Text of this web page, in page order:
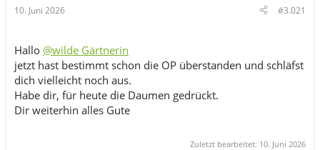
r
10. Juni 2026 #3.021
Hallo @wilde Gärtnerin
jetzt hast bestimmt schon die OP überstanden und schläfst
dich vielleicht noch aus.
Habe dir, für heute die Daumen gedrückt.
Dir weiterhin alles Gute
Zuletzt bearbeitet: 10. Juni 2026